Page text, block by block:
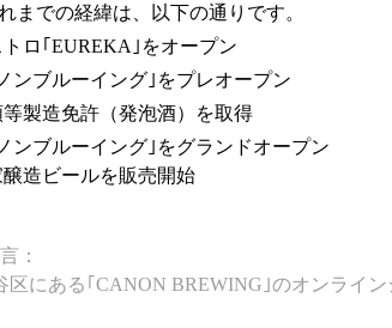
までの経緯は、以下の通りです。
トロ｢EUREKA｣をオープン
ンブルーイング｣をプレオープン
製造免許（発泡酒）を取得
ンブルーイング｣をグランドオープン
醸造ビールを販売開始
：
区にある｢CANON BREWING｣のオンライ